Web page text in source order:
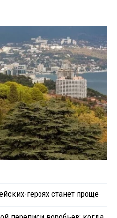
героях станет проще